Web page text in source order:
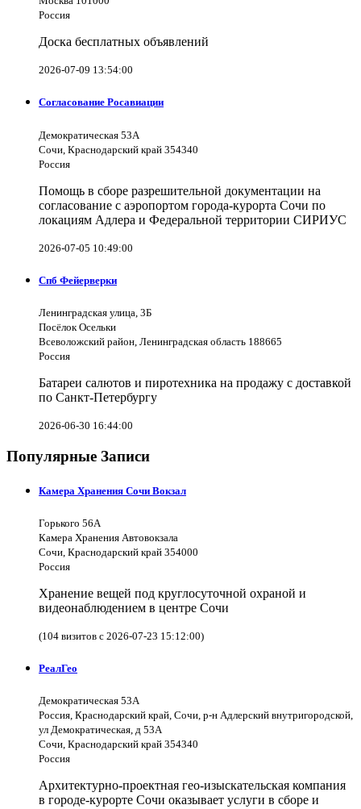
Россия
Доска бесплатных объявлений
2026-07-09 13:54:00
Согласование Росавиации
Демократическая 53А
Сочи, Краснодарский край 354340
Россия
Помощь в сборе разрешительной документации на
согласование с аэропортом города-курорта Сочи по
локациям Адлера и Федеральной территории СИРИУС
2026-07-05 10:49:00
Спб Фейерверки
Ленинградская улица, 3Б
Посёлок Осельки
Всеволожский район, Ленинградская область 188665
Россия
Батареи салютов и пиротехника на продажу с доставкой
по Санкт-Петербургу
2026-06-30 16:44:00
Популярные Записи
Камера Хранения Сочи Вокзал
Горького 56А
Камера Хранения Автовокзала
Сочи, Краснодарский край 354000
Россия
Хранение вещей под круглосуточной охраной и
видеонаблюдением в центре Сочи
(104 визитов с 2026-07-23 15:12:00)
РеалГео
Демократическая 53А
Россия, Краснодарский край, Сочи, р-н Адлерский внутригородской,
ул Демократическая, д 53А
Сочи, Краснодарский край 354340
Россия
Архитектурно-проектная гео-изыскательская компания
в городе-курорте Сочи оказывает услуги в сборе и